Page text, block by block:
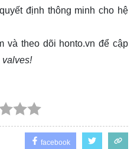
định thông minh cho hệ
và theo dõi honto.vn để cập
valves!
facebook